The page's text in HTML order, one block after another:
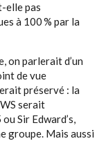
elle pas
à 100 % par la
on parlerait d’un
de vue
préservé : la
serait
Sir Edward’s,
groupe. Mais aussi